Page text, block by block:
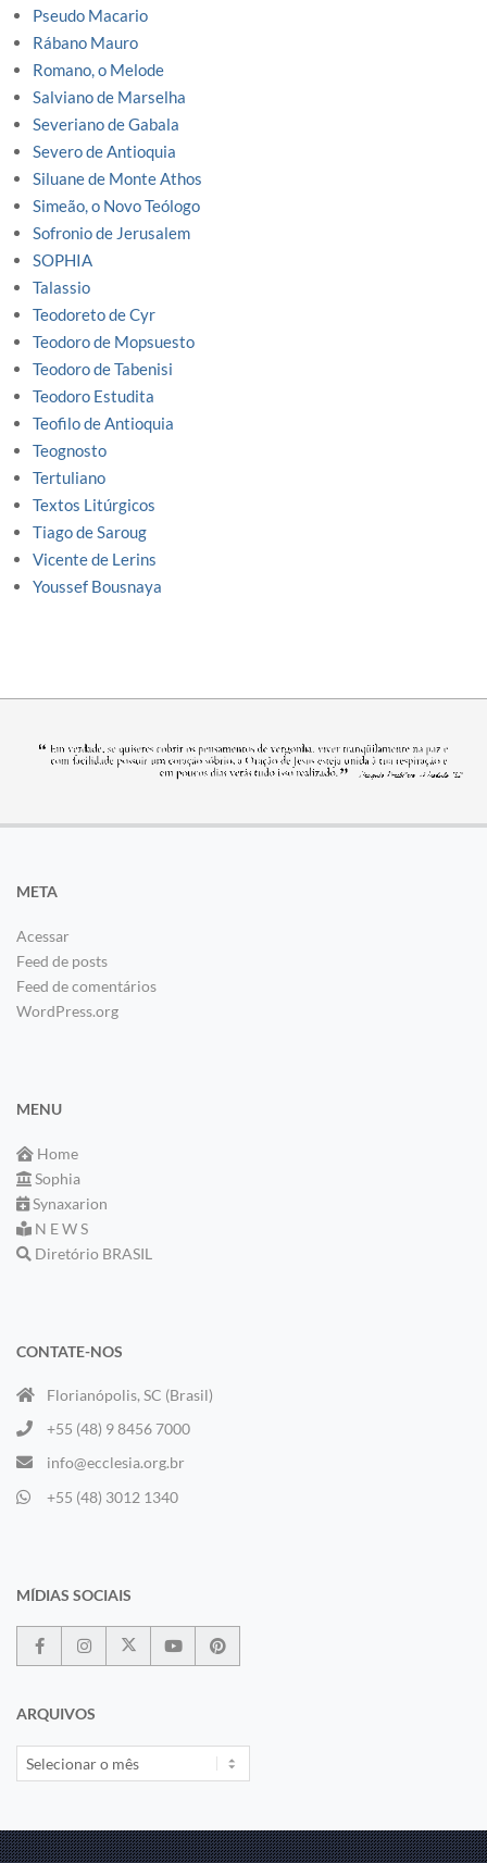
Pseudo Macario
Rábano Mauro
Romano, o Melode
Salviano de Marselha
Severiano de Gabala
Severo de Antioquia
Siluane de Monte Athos
Simeão, o Novo Teólogo
Sofronio de Jerusalem
SOPHIA
Talassio
Teodoreto de Cyr
Teodoro de Mopsuesto
Teodoro de Tabenisi
Teodoro Estudita
Teofilo de Antioquia
Teognosto
Tertuliano
Textos Litúrgicos
Tiago de Saroug
Vicente de Lerins
Youssef Bousnaya
META
Acessar
Feed de posts
Feed de comentários
WordPress.org
MENU
Home
Sophia
Synaxarion
N E W S
Diretório BRASIL
CONTATE-NOS
Florianópolis, SC (Brasil)
+55 (48) 9 8456 7000
info@ecclesia.org.br
+55 (48) 3012 1340
MÍDIAS SOCIAIS
ARQUIVOS